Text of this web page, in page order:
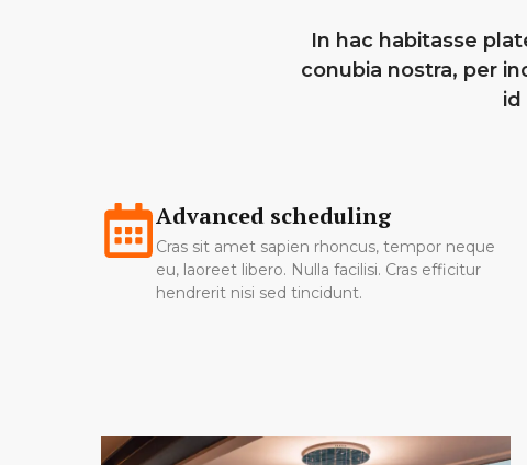
In hac habitasse
conubia nostra, per
id
Advanced scheduling
Cras sit amet sapien rhoncus, tempor neque
eu, laoreet libero. Nulla facilisi. Cras efficitur
hendrerit nisi sed tincidunt.